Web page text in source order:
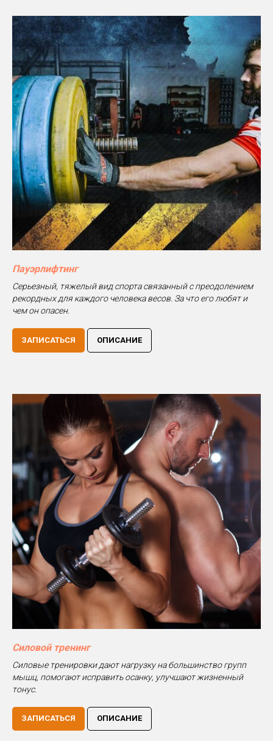
Пауэрлифтинг
Серьезный, тяжелый вид спорта связанный с преодолением
рекордных для каждого человека весов. За что его любят и
чем он опасен.
ЗАПИСАТЬСЯ ОПИСАНИЕ
Силовой тренинг
Силовые тренировки дают нагрузку на большинство групп
мышц, помогают исправить осанку, улучшают жизненный
тонус.
ЗАПИСАТЬСЯ ОПИСАНИЕ